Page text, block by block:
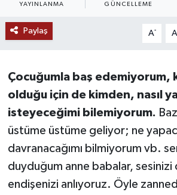
YAYINLANMA GÜNCELLEME
Paylaş A- A
Çocuğumla baş edemiyorum,
olduğu için de kimden, nasıl
isteyeceğimi bilemiyorum.
üstüme üstüme geliyor; ne
davranacağımı bilmiyorum vb.
duyduğum anne babalar, sesinizi
endişenizi anlıyoruz. Öyle